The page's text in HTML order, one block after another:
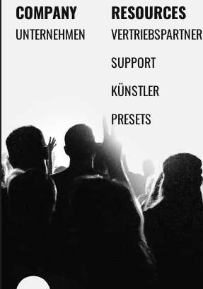
COMPANY
UNTERNEHMEN
RESOURCES
VERTRIEBSPARTNER
SUPPORT
KÜNSTLER
PRESETS